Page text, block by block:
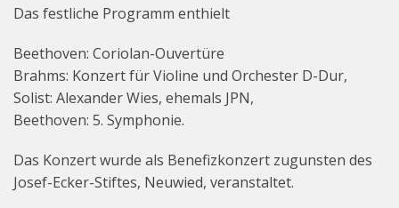
Das festliche Programm enthielt
Beethoven: Coriolan-Ouvertüre
Brahms: Konzert für Violine und Orchester D-Dur,
Solist: Alexander Wies, ehemals JPN,
Beethoven: 5. Symphonie.
Das Konzert wurde als Benefizkonzert zugunsten des
Josef-Ecker-Stiftes, Neuwied, veranstaltet.